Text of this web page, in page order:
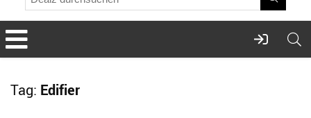
Tag: Edifier